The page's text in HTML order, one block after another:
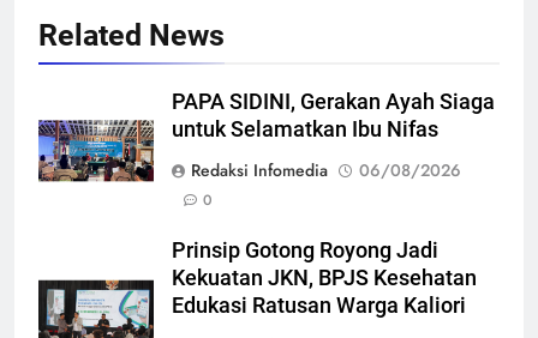
Related News
PAPA SIDINI, Gerakan Ayah Siaga
untuk Selamatkan Ibu Nifas
Redaksi Infomedia
06/08/2026
0
Prinsip Gotong Royong Jadi
Kekuatan JKN, BPJS Kesehatan
Edukasi Ratusan Warga Kaliori